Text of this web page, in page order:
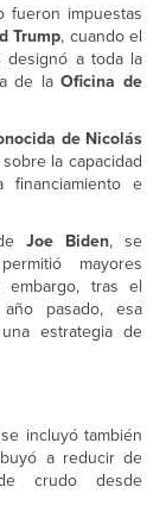
fueron impuestas
Trump, cuando el
designó a toda la
de laOficina de
de Nicolás
la capacidad
e
deJoe Biden, se
mayores
embargo, tras el
pasado, esa
estrategia de
incluyó también
a reducir de
crudo desde